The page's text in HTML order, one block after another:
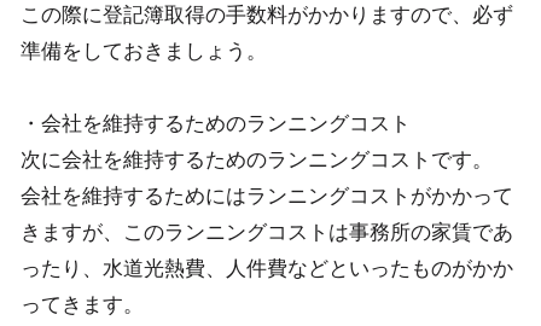
この際に登記簿取得の手数料がかかりますので、必ず
準備をしておきましょう。
・会社を維持するためのランニングコスト
次に会社を維持するためのランニングコストです。
会社を維持するためにはランニングコストがかかって
きますが、このランニングコストは事務所の家賃であ
ったり、水道光熱費、人件費などといったものがかか
ってきます。